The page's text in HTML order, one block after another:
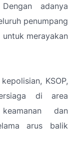
adanya
penumpang
merayakan
KSOP,
di area
dan
arus balik